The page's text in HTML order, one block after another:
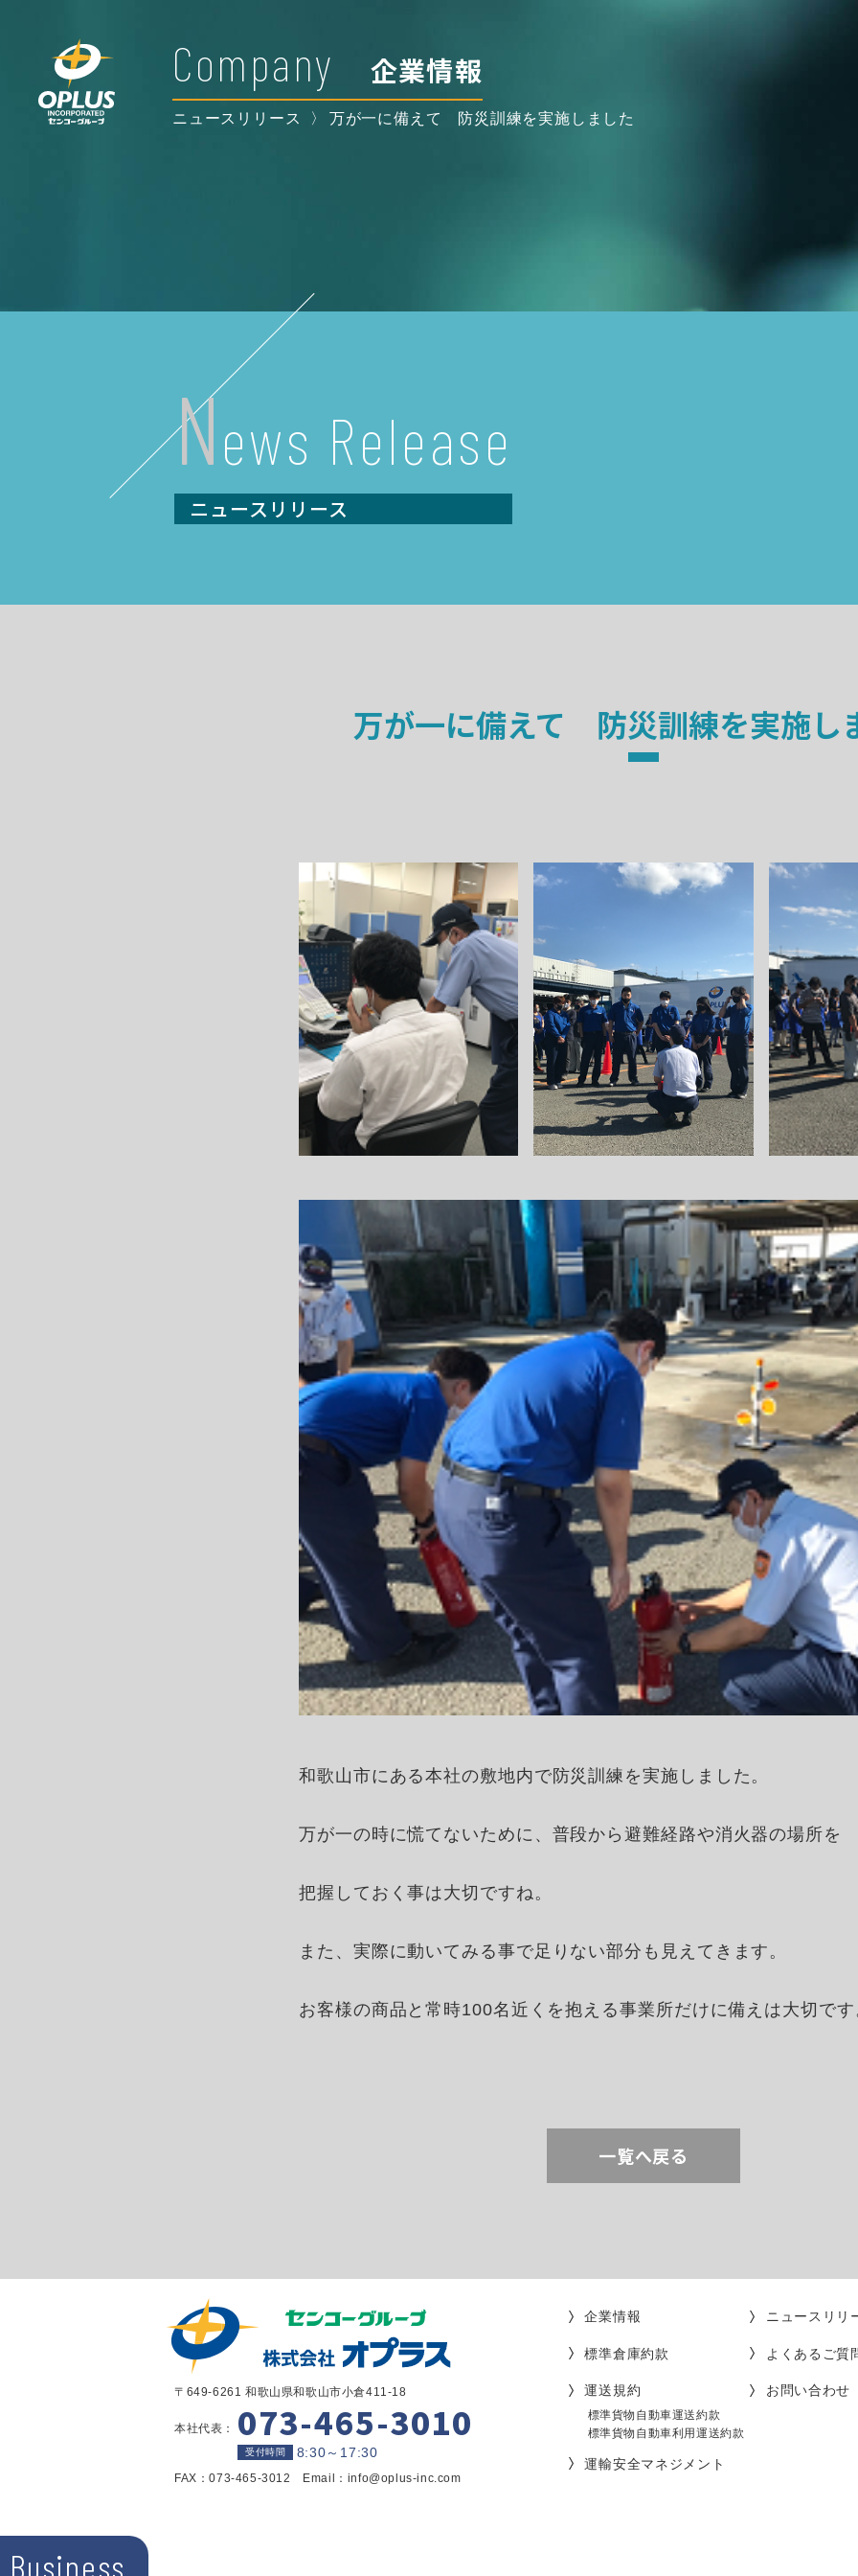
Company 企業情報
ニュースリリース 万が一に備えて 防災訓練を実施しました
News Release
ニュースリリース
万が一に備えて 防災訓練を実施し
和歌山市にある本社の敷地内で防災訓練を実施しました。
万が一の時に慌てないために、普段から避難経路や消火器の場所を
把握しておく事は大切ですね。
また、実際に動いてみる事で足りない部分も見えてきます。
お客様の商品と常時100名近くを抱える事業所だけに備えは大切で
一覧へ戻る
〒649-6261 和歌山県和歌山市小倉411-18
本社代表： 073-465-3010
受付時間 8:30～17:30
FAX：073-465-3012 Email：info@oplus-inc.com
企業情報 ニュースリリ
標準倉庫約款 よくあるご質
運送規約
標準貨物自動車運送約款
標準貨物自動車利用運送約款
お問い合わせ
運輸安全マネジメント
Business